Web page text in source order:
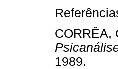
CORRÊA,
1989.